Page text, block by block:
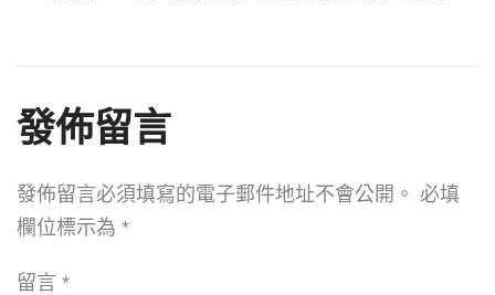
發佈留言
發佈留言必須填寫的電子郵件地址不會公開。 必填
欄位標示為 *
留言 *